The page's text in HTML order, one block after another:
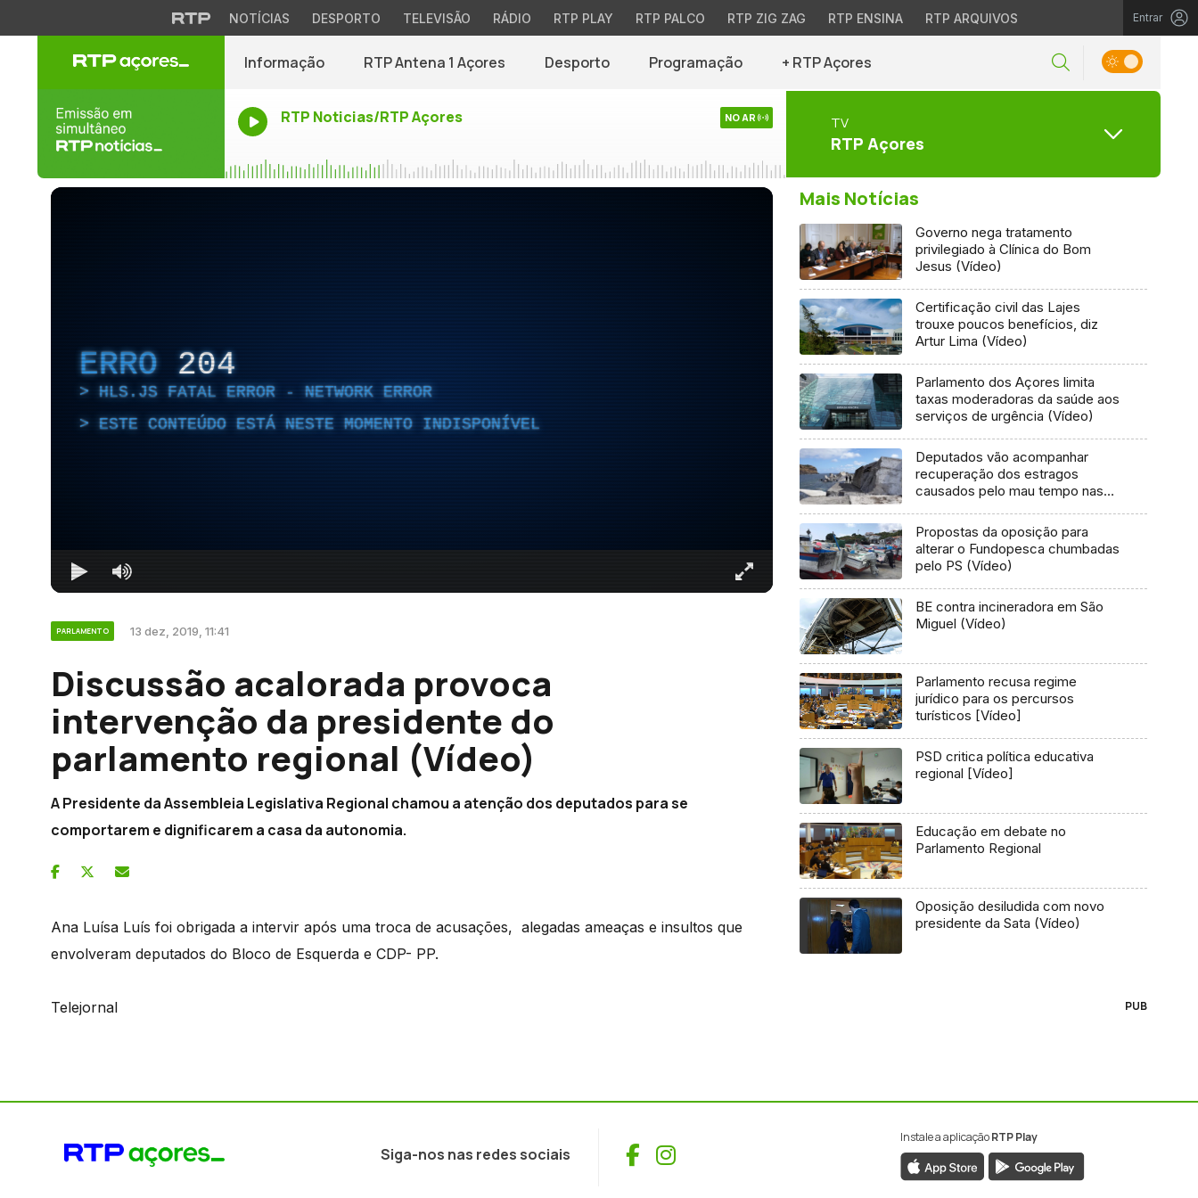
NOTÍCIAS DESPORTO TELEVISÃO RÁDIO RTP PLAY RTP PALCO RTP ZIG ZAG RTP ENSINA RTP ARQUIVOS Entrar
Informação RTP Antena 1 Açores Desporto Programação + RTP Açores
RTP Noticias/RTP Açores NO AR TV
RTP Açores
ERRO 204
HLS.JS FATAL ERROR - NETWORK ERROR
ESTE CONTEÚDO ESTÁ NESTE MOMENTO INDISPONÍVEL
PARLAMENTO 13 dez, 2019, 11:41
Discussão acalorada provoca
intervenção da presidente do
parlamento regional (Vídeo)
A Presidente da Assembleia Legislativa Regional chamou a atenção dos deputados para se
comportarem e dignificarem a casa da autonomia.
Ana Luísa Luís foi obrigada a intervir após uma troca de acusações, alegadas ameaças e insultos que
envolveram deputados do Bloco de Esquerda e CDP- PP.
Telejornal
Mais Notícias
Governo nega tratamento
privilegiado à Clínica do Bom
Jesus (Vídeo)
Certificação civil das Lajes
trouxe poucos benefícios, diz
Artur Lima (Vídeo)
Parlamento dos Açores limita
taxas moderadoras da saúde aos
serviços de urgência (Vídeo)
Deputados vão acompanhar
recuperação dos estragos
causados pelo mau tempo nas
Propostas da oposição para
alterar o Fundopesca chumbadas
pelo PS (Vídeo)
BE contra incineradora em São
Miguel (Vídeo)
Parlamento recusa regime
jurídico para os percursos
turísticos [Vídeo]
PSD critica política educativa
regional [Vídeo]
Educação em debate no
Parlamento Regional
Oposição desiludida com novo
presidente da Sata (Vídeo)
PUB
Siga-nos nas redes sociais Facebook
Instagram
Instale a aplicaçãoRTP Play